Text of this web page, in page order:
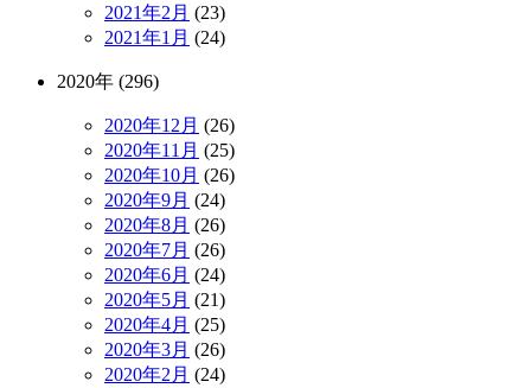
2021年2月 (23)
2021年1月 (24)
2020年 (296)
2020年12月 (26)
2020年11月 (25)
2020年10月 (26)
2020年9月 (24)
2020年8月 (26)
2020年7月 (26)
2020年6月 (24)
2020年5月 (21)
2020年4月 (25)
2020年3月 (26)
2020年2月 (24)